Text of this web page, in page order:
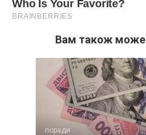
Вам також може
поради